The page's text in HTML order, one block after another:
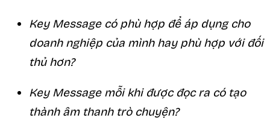
Key Message có phù hợp để áp dụng cho
doanh nghiệp của mình hay phù hợp với đối
thủ hơn?
Key Message mỗi khi được đọc ra có tạo
thành âm thanh trò chuyện?